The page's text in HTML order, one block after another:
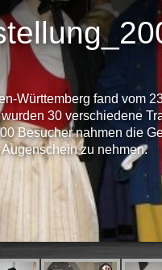
Württemberg fand vom
30 verschiedene
Besucher nahmen die
zu nehmen.